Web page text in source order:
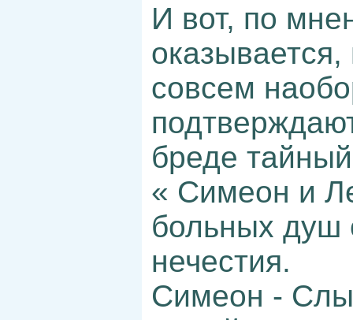
И вот, по
совсем
бреде
« Симеон и
больных душ
нечестия.
Симеон -